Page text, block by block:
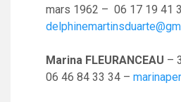
mars 1962 – 06 17 19 41
Marina FLEURANCEAU –
06 46 84 33 34 –